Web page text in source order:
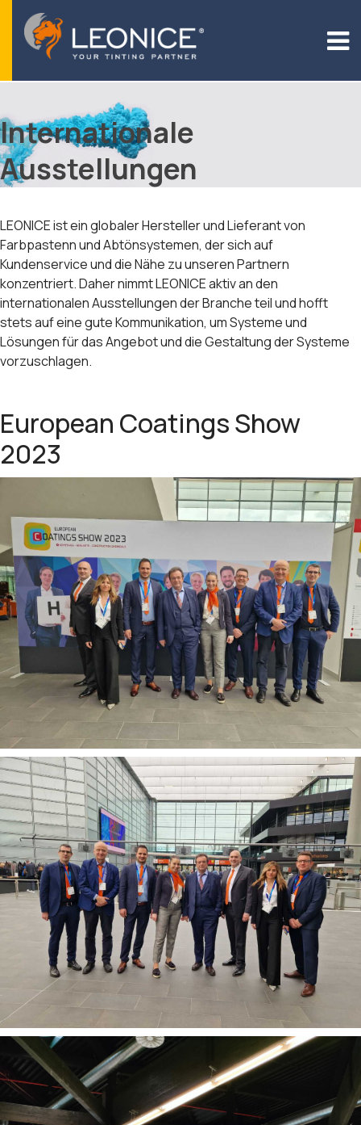
Ιnternationale
Ausstellungen
LEONICE ist ein globaler Hersteller und Lieferant von
Farbpastenn und Abtönsystemen, der sich auf
Kundenservice und die Nähe zu unseren Partnern
konzentriert. Daher nimmt LEONICE aktiv an den
internationalen Ausstellungen der Branche teil und hofft
stets auf eine gute Kommunikation, um Systeme und
Lösungen für das Angebot und die Gestaltung der Systeme
vorzuschlagen.
European Coatings Show
2023